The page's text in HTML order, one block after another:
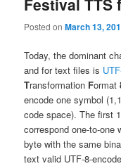
Festival TTS
Posted onMarch 13,
Today, the dominant
and for text files is
Transformation Format
encode one symbol
code space). The first
correspond one-to-one
byte with the same
text valid UTF-8-